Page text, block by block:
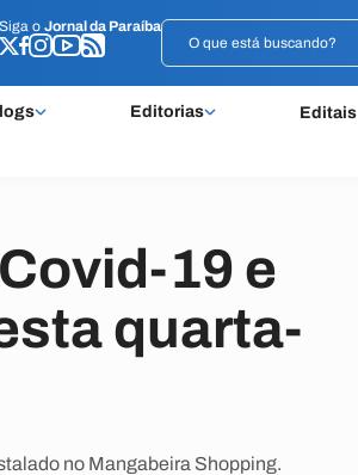
Siga o Jornal da Paraíba
Editorias Editais
Siga o Jornal da Paraíba
19 e
quarta-
no Mangabeira Shopping.